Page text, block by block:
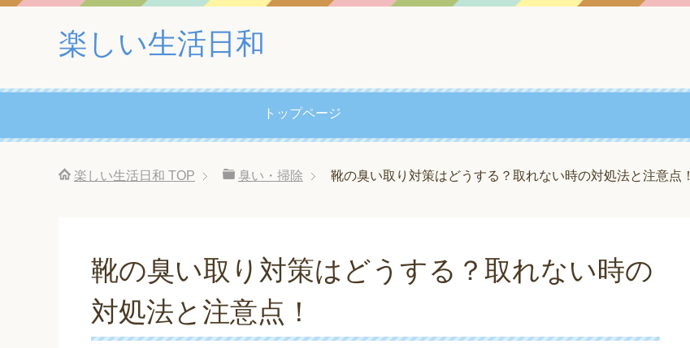
楽しい生活日和
トップページ
楽しい生活日和 TOP 臭い・掃除 靴の臭い取り対策はどうする？取れない時の対処法と注意点！
靴の臭い取り対策はどうする？取れない時の
対処法と注意点！